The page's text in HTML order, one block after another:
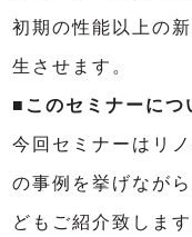
初期の性能以上の
生させます。
■このセミナーにつ
今回セミナーはリ
の事例を挙げなが
どもご紹介致します